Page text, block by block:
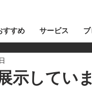
すすめ サービス
示してい